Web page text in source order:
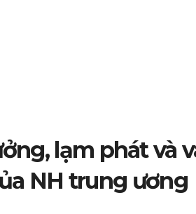
lạm phát và
NH trung ương